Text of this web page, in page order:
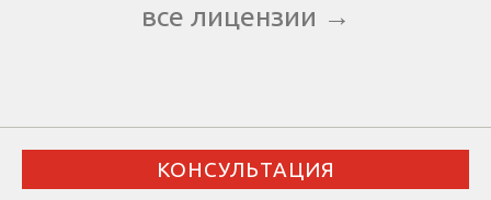
все лицензии →
КОНСУЛЬТАЦИЯ